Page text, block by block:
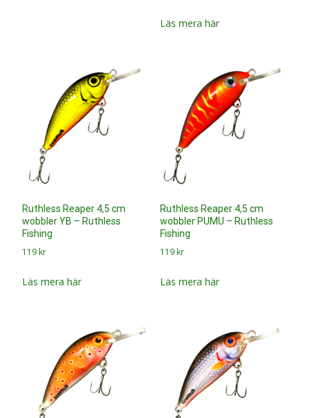
Läs mera här
Ruthless Reaper 4,5 cm
wobbler YB – Ruthless
Fishing
119 kr
Läs mera här
Ruthless Reaper 4,5 cm
wobbler PUMU – Ruthless
Fishing
119 kr
Läs mera här